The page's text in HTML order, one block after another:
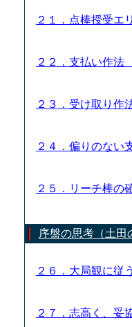
２１．点棒授受エ
２２．支払い作法
２３．受け取り作
２４．偏りのない
２５．リーチ棒の
序盤の思考（土田
２６．大局観に従
２７．志高く、妥